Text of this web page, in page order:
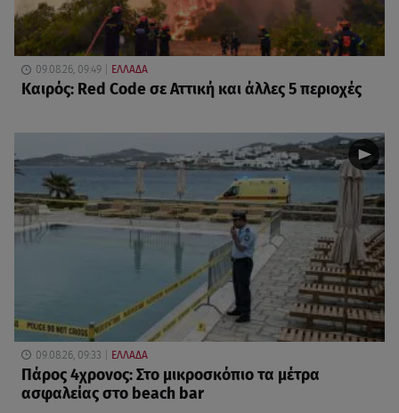
09.08.26, 09:49 ΕΛΛΑΔΑ
Καιρός: Red Code σε Αττική και άλλες 5 περιοχές
09.08.26, 09:33 ΕΛΛΑΔΑ
Πάρος 4χρονος: Στο μικροσκόπιο τα μέτρα
ασφαλείας στο beach bar